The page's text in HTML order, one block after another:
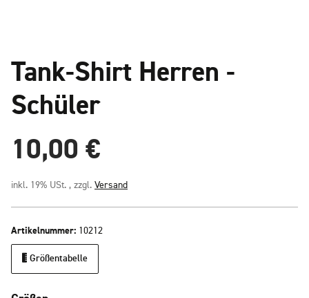
Tank-Shirt Herren -
Schüler
10,00 €
inkl. 19% USt. , zzgl. Versand
Artikelnummer: 10212
Größentabelle